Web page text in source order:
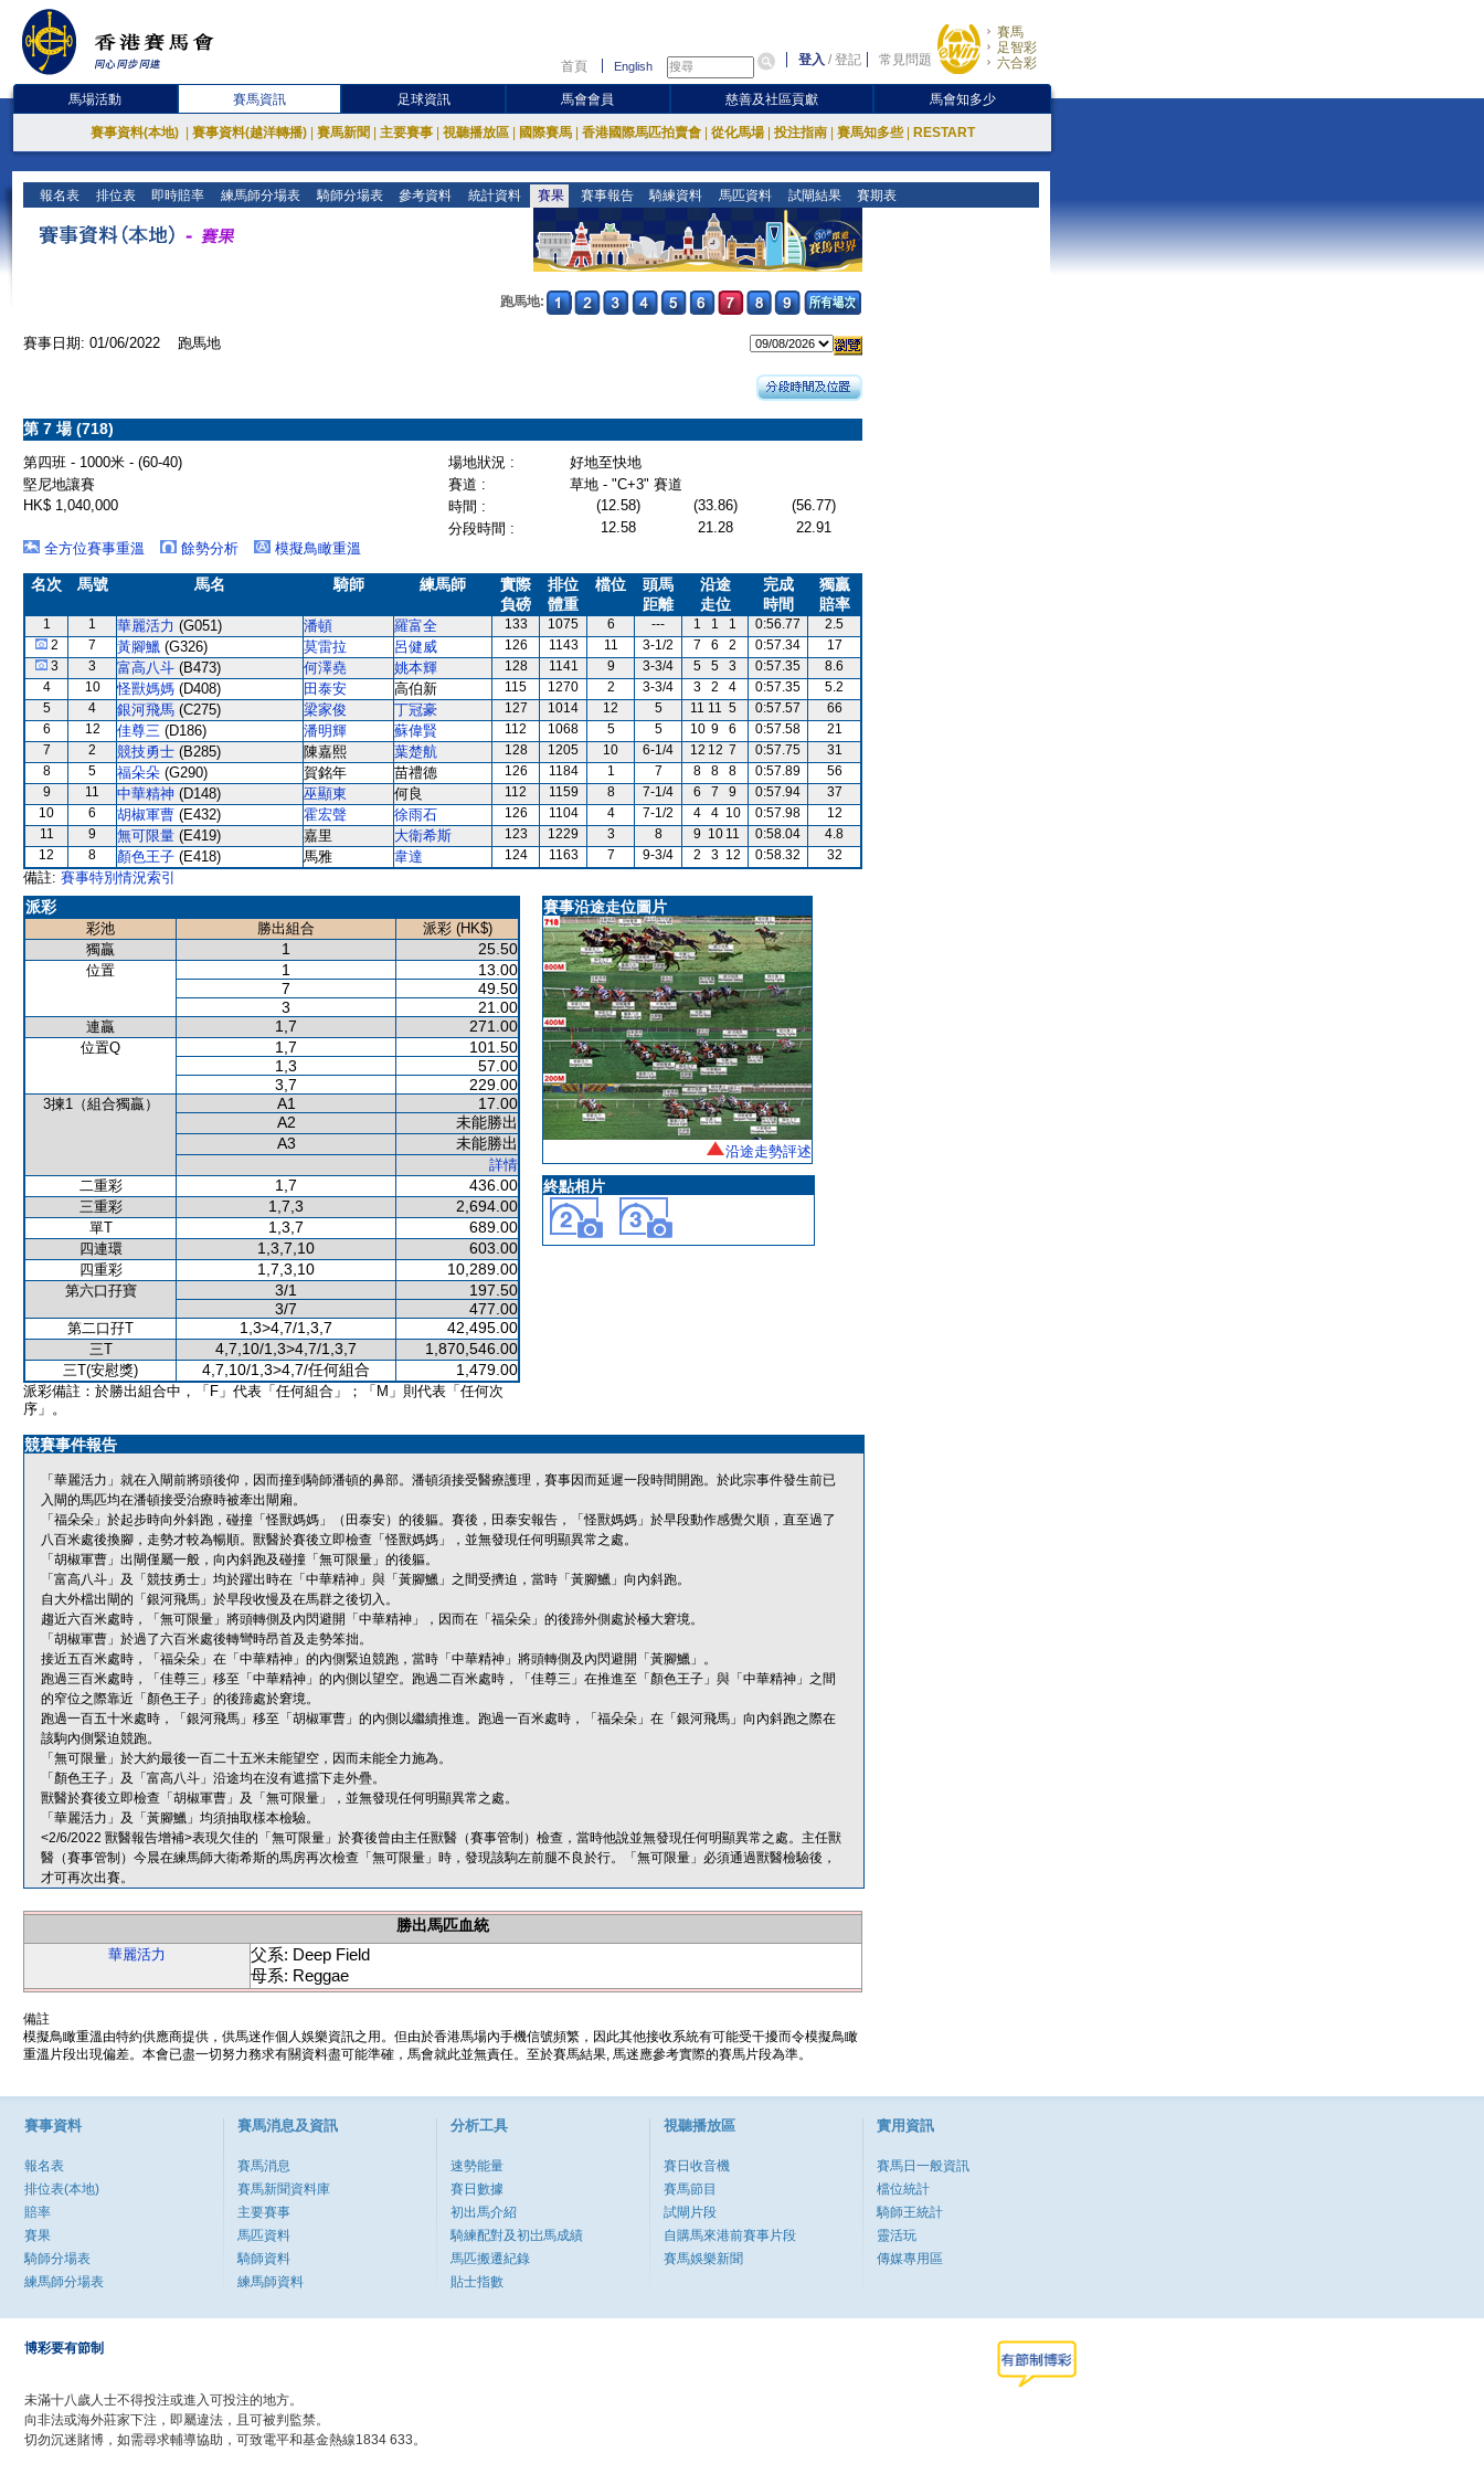
首頁 English 登入 /登記 常見問題
賽馬
足智彩
六合彩
馬場活動 賽馬資訊 足球資訊 馬會會員 慈善及社區貢獻 馬會知多少
賽事資料(本地) 賽事資料(越洋轉播) 賽馬新聞 主要賽事 視聽播放區 國際賽馬 香港國際馬匹拍賣會 從化馬場 投注指南 賽馬知多些 RESTART
報名表 排位表 即時賠率 練馬師分場表 騎師分場表 參考資料 統計資料 賽果 賽事報告 騎練資料 馬匹資料 試閘結果 賽期表
跑馬地:
賽事日期: 01/06/2022 跑馬地
第 7 場 (718)
第四班 - 1000米 - (60-40) 場地狀況 :
好地至快地
堅尼地讓賽
賽道 :
草地 - "C+3" 賽道
HK$ 1,040,000
時間 : (12.58) (33.86)
(56.77)
分段時間 :
12.58 21.28
22.91
全方位賽事重溫
餘勢分析 模擬鳥瞰重溫
名次 馬號 馬名 騎師 練馬師
實際
負磅
排位
體重
檔位
頭馬
距離
沿途
走位
完成
時間
獨贏
賠率
1 1 華麗活力 (G051) 潘頓 羅富全 133 1075 6 --- 1 1 1 0:56.77
2.5
2
7 黃腳鱲 (G326) 莫雷拉 呂健威 126 1143 11 3-1/2 7 6 2 0:57.34
17
3
3 富高八斗 (B473) 何澤堯 姚本輝 128 1141 9 3-3/4 5 5 3 0:57.35
8.6
4
10 怪獸媽媽 (D408) 田泰安 高伯新 115 1270 2 3-3/4 3 2 4 0:57.35
5.2
5
4 銀河飛馬 (C275) 梁家俊 丁冠豪 127 1014 12 5 11 11 5 0:57.57
66
6
12 佳尊三 (D186) 潘明輝 蘇偉賢 112 1068 5 5 10 9 6 0:57.58
21
7
2 競技勇士 (B285) 陳嘉熙 葉楚航 128 1205 10 6-1/4 12 12 7 0:57.75
31
8
5 福朵朵 (G290) 賀銘年 苗禮德 126 1184 1 7 8 8 8 0:57.89
56
9
11 中華精神 (D148) 巫顯東 何良 112 1159 8 7-1/4 6 7 9 0:57.94
37
10
6 胡椒軍曹 (E432) 霍宏聲 徐雨石 126 1104 4 7-1/2 4 4 10 0:57.98
12
11
9 無可限量 (E419) 嘉里 大衛希斯 123 1229 3 8 9 10 11 0:58.04
4.8
12
8 顏色王子 (E418) 馬雅 韋達 124 1163 7 9-3/4 2 3 12 0:58.32 32
備註: 賽事特別情況索引
派彩
彩池 勝出組合
派彩 (HK$)
獨贏
1 25.50
位置 1
13.00
7
49.50
3
21.00
連贏 1,7 271.00
位置Q 1,7
101.50
1,3
57.00
3,7
229.00
3揀1（組合獨贏） A1
17.00
A2
未能勝出
A3
未能勝出
詳情
二重彩
1,7 436.00
三重彩 1,7,3 2,694.00
單T 1,3,7 689.00
四連環 1,3,7,10 603.00
四重彩 1,7,3,10 10,289.00
第六口孖寶 3/1
197.50
3/7
477.00
第二口孖T 1,3>4,7/1,3,7 42,495.00
三T 4,7,10/1,3>4,7/1,3,7 1,870,546.00
三T(安慰獎) 4,7,10/1,3>4,7/任何組合 1,479.00
派彩備註：於勝出組合中，「F」代表「任何組合」；「M」則代表「任何次
序」。
賽事沿途走位圖片
沿途走勢評述
終點相片
競賽事件報告
「華麗活力」就在入閘前將頭後仰，因而撞到騎師潘頓的鼻部。潘頓須接受醫療護理，賽事因而延遲一段時間開跑。於此宗事件發生前已
入閘的馬匹均在潘頓接受治療時被牽出閘廂。
「福朵朵」於起步時向外斜跑，碰撞「怪獸媽媽」（田泰安）的後軀。賽後，田泰安報告，「怪獸媽媽」於早段動作感覺欠順，直至過了
八百米處後換腳，走勢才較為暢順。獸醫於賽後立即檢查「怪獸媽媽」，並無發現任何明顯異常之處。
「胡椒軍曹」出閘僅屬一般，向內斜跑及碰撞「無可限量」的後軀。
「富高八斗」及「競技勇士」均於躍出時在「中華精神」與「黃腳鱲」之間受擠迫，當時「黃腳鱲」向內斜跑。
自大外檔出閘的「銀河飛馬」於早段收慢及在馬群之後切入。
趨近六百米處時，「無可限量」將頭轉側及內閃避開「中華精神」，因而在「福朵朵」的後蹄外側處於極大窘境。
「胡椒軍曹」於過了六百米處後轉彎時昂首及走勢笨拙。
接近五百米處時，「福朵朵」在「中華精神」的內側緊迫競跑，當時「中華精神」將頭轉側及內閃避開「黃腳鱲」。
跑過三百米處時，「佳尊三」移至「中華精神」的內側以望空。跑過二百米處時，「佳尊三」在推進至「顏色王子」與「中華精神」之間
的窄位之際靠近「顏色王子」的後蹄處於窘境。
跑過一百五十米處時，「銀河飛馬」移至「胡椒軍曹」的內側以繼續推進。跑過一百米處時，「福朵朵」在「銀河飛馬」向內斜跑之際在
該駒內側緊迫競跑。
「無可限量」於大約最後一百二十五米未能望空，因而未能全力施為。
「顏色王子」及「富高八斗」沿途均在沒有遮擋下走外疊。
獸醫於賽後立即檢查「胡椒軍曹」及「無可限量」，並無發現任何明顯異常之處。
「華麗活力」及「黃腳鱲」均須抽取樣本檢驗。
<2/6/2022 獸醫報告增補>表現欠佳的「無可限量」於賽後曾由主任獸醫（賽事管制）檢查，當時他說並無發現任何明顯異常之處。主任獸
醫（賽事管制）今晨在練馬師大衛希斯的馬房再次檢查「無可限量」時，發現該駒左前腿不良於行。「無可限量」必須通過獸醫檢驗後，
才可再次出賽。
勝出馬匹血統
華麗活力
父系: Deep Field
母系: Reggae
備註
模擬鳥瞰重溫由特約供應商提供，供馬迷作個人娛樂資訊之用。但由於香港馬場內手機信號頻繁，因此其他接收系統有可能受干擾而令模擬鳥瞰
重溫片段出現偏差。本會已盡一切努力務求有關資料盡可能準確，馬會就此並無責任。至於賽馬結果, 馬迷應參考實際的賽馬片段為準。
賽事資料
報名表
排位表(本地)
賠率
賽果
騎師分場表
練馬師分場表
賽馬消息及資訊
賽馬消息
賽馬新聞資料庫
主要賽事
馬匹資料
騎師資料
練馬師資料
分析工具
速勢能量
賽日數據
初出馬介紹
騎練配對及初岀馬成績
馬匹搬遷紀錄
貼士指數
視聽播放區
賽日收音機
賽馬節目
試閘片段
自購馬來港前賽事片段
賽馬娛樂新聞
實用資訊
賽馬日一般資訊
檔位統計
騎師王統計
靈活玩
傳媒專用區
博彩要有節制
未滿十八歲人士不得投注或進入可投注的地方。
向非法或海外莊家下注，即屬違法，且可被判監禁。
切勿沉迷賭博，如需尋求輔導協助，可致電平和基金熱線1834 633。